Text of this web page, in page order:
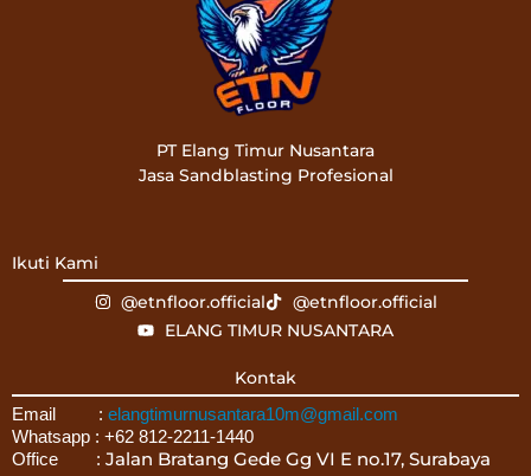
PT Elang Timur Nusantara
Jasa Sandblasting Profesional
Ikuti Kami
@etnfloor.official
@etnfloor.official
ELANG TIMUR NUSANTARA
Kontak
Email : elangtimurnusantara10m@gmail.com
Whatsapp : +62 812-2211-1440
Office : Jalan Bratang Gede Gg VI E no.17, Surabaya